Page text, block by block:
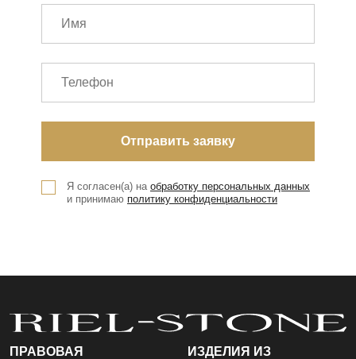
Я согласен(а) на обработку персональных данных
и принимаю политику конфиденциальности
ПРАВОВАЯ
ИЗДЕЛИЯ ИЗ